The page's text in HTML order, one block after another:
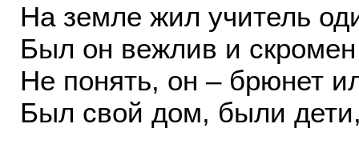
На земле жил учитель
Был он вежлив и скромен
Не понять, он – брюнет
Был свой дом, были